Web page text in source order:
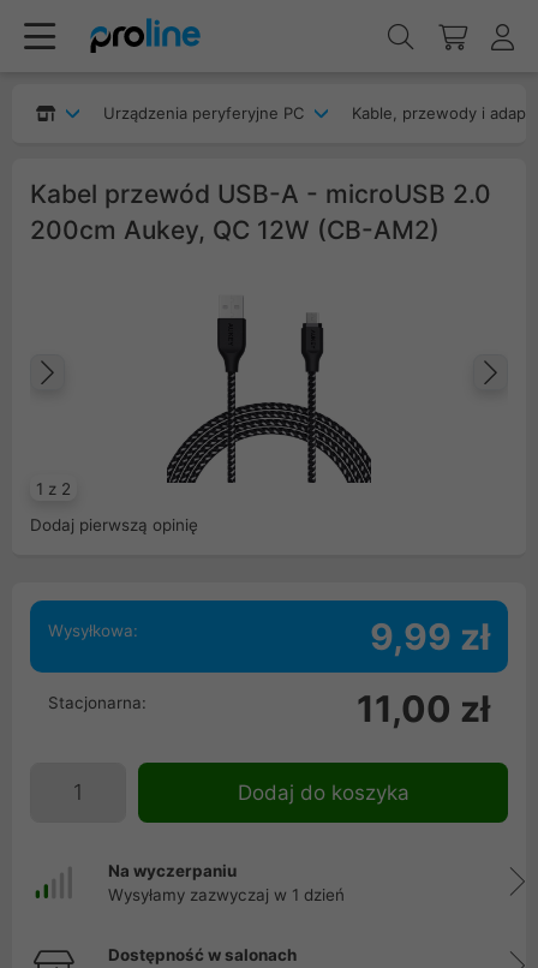
Urządzenia peryferyjne PC Kable, przewody i
Kabel przewód USB-A - microUSB 2.0
200cm Aukey, QC 12W (CB-AM2)
1 z 2
Dodaj pierwszą opinię
Wysyłkowa: 9,99 zł
Stacjonarna: 11,00 zł
Dodaj do koszyka
Na wyczerpaniu
Wysyłamy zazwyczaj w 1 dzień
Dostępność w salonach